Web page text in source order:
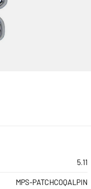
5.11
MPS-PATCHCOQALPIN